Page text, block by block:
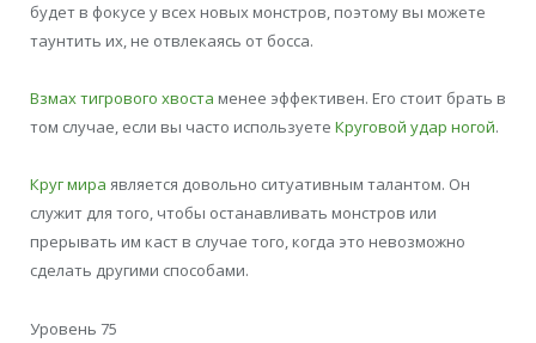
будет в фокусе у всех новых монстров, поэтому вы можете
таунтить их, не отвлекаясь от босса.
Взмах тигрового хвоста менее эффективен. Его стоит брать в
том случае, если вы часто используете Круговой удар ногой.
Круг мира является довольно ситуативным талантом. Он
служит для того, чтобы останавливать монстров или
прерывать им каст в случае того, когда это невозможно
сделать другими способами.
Уровень 75